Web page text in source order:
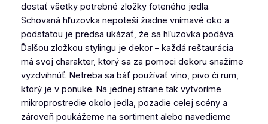
dostať všetky potrebné zložky foteného jedla.
Schovaná hľuzovka nepoteší žiadne vnímavé oko a
podstatou je predsa ukázať, že sa hľuzovka podáva.
Ďalšou zložkou stylingu je dekor – každá reštaurácia
má svoj charakter, ktorý sa za pomoci dekoru snažíme
vyzdvihnúť. Netreba sa báť používať víno, pivo či rum,
ktorý je v ponuke. Na jednej strane tak vytvoríme
mikroprostredie okolo jedla, pozadie celej scény a
zároveň poukážeme na sortiment alebo navedieme